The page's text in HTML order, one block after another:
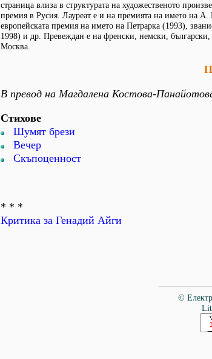
страница влиза в структурата на художественото
премия в Русия. Лауреат е и на премията на името на
европейската премия на името на Петрарка (1993),
1998) и др. Превеждан е на френски, немски,
Москва.
В превод на Магдалена Костова-
Стихове
Шумят брези
Вечер
Скъпоценност
* * *
Критика за Генадий Айги
©